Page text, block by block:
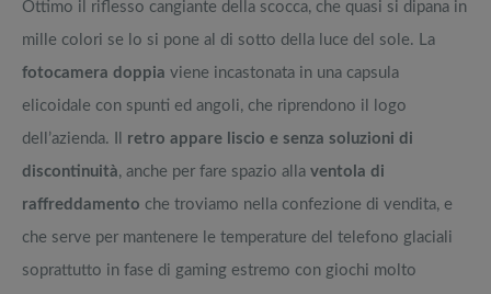
Ottimo il riflesso cangiante della scocca, che quasi si dipana in
mille colori se lo si pone al di sotto della luce del sole. La
fotocamera doppia viene incastonata in una capsula
elicoidale con spunti ed angoli, che riprendono il logo
dell’azienda. Il
retro appare liscio e senza soluzioni di
discontinuità, anche per fare spazio alla ventola di
raffreddamento che troviamo nella confezione di vendita, e
che serve per mantenere le temperature del telefono glaciali
soprattutto in fase di gaming estremo con giochi molto